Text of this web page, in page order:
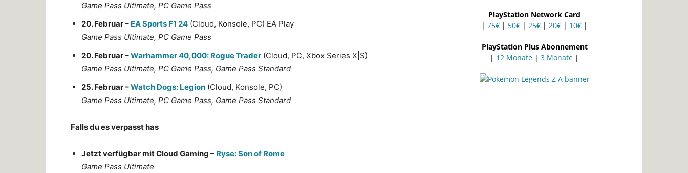
Game Pass Ultimate, PC Game Pass
20. Februar – EA Sports F1 24 (Cloud, Konsole, PC) EA Play
Game Pass Ultimate, PC Game Pass
20. Februar –Warhammer 40,000: Rogue Trader (Cloud, PC, Xbox Series X|S)
Game Pass Ultimate, PC Game Pass, Game Pass Standard
25. Februar –Watch Dogs: Legion (Cloud, Konsole, PC)
Game Pass Ultimate, PC Game Pass, Game Pass Standard
Falls du es verpasst has
Jetzt verfügbar mit Cloud Gaming – Ryse: Son of Rome
Game Pass Ultimate
PlayStation Network Card
| 75€ | 50€ | 25€ | 20€ | 10€ |
PlayStation Plus Abonnement
| 12 Monate | 3 Monate |